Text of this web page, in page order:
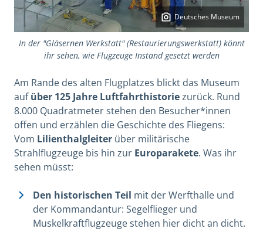
Deutsches Museum
In der "Gläsernen Werkstatt" (Restaurierungswerkstatt) könnt
ihr sehen, wie Flugzeuge Instand gesetzt werden
Am Rande des alten Flugplatzes blickt das Museum
aufüber 125 Jahre Luftfahrthistoriezurück. Rund
8.000 Quadratmeter stehen den Besucher*innen
offen und erzählen die Geschichte des Fliegens:
Vom Lilienthalgleiter über militärische
Strahlflugzeuge bis hin zur Europarakete. Was ihr
sehen müsst:
Den historischen Teil mit der Werfthalle und
der Kommandantur: Segelflieger und
Muskelkraftflugzeuge stehen hier dicht an dicht.